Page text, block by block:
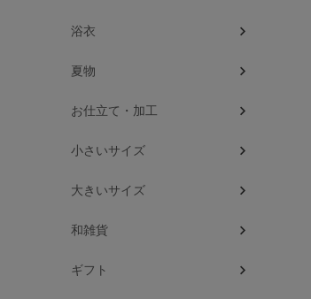
浴衣
夏物
お仕立て・加工
小さいサイズ
大きいサイズ
和雑貨
ギフト